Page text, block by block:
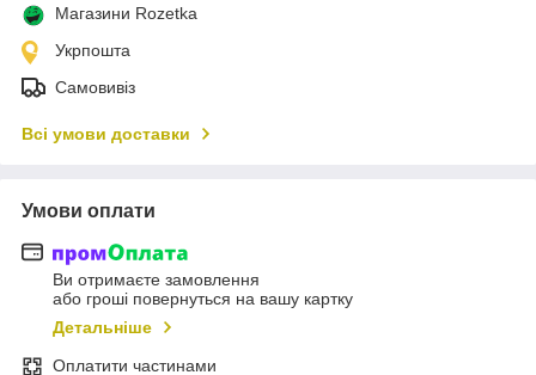
Магазини Rozetka
Укрпошта
Самовивіз
Всі умови доставки
Умови оплати
Ви отримаєте замовлення
або гроші повернуться на вашу картку
Детальніше
Оплатити частинами